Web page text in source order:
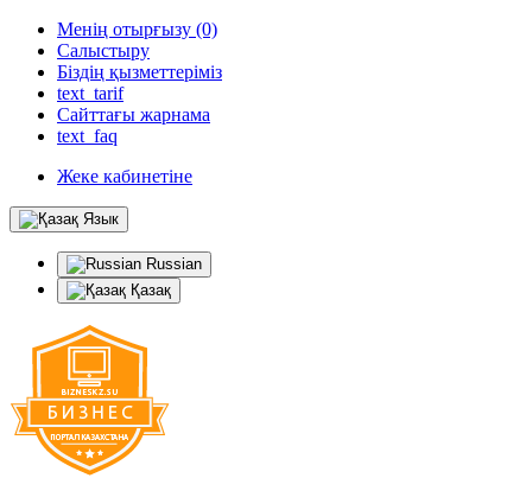
Менің отырғызу (0)
Салыстыру
Біздің қызметтеріміз
text_tarif
Сайттағы жарнама
text_faq
Жеке кабинетіне
Язык
Russian
Қазақ